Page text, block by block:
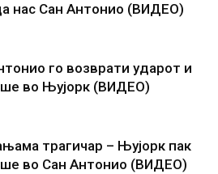
нас Сан Антонио (ВИДЕО)
го возврати ударот и
во Њујорк (ВИДЕО)
трагичар – Њујорк пак
во Сан Антонио (ВИДЕО)